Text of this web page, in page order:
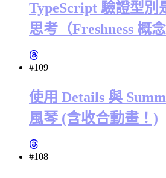
TypeScript 驗證型別
思考（Freshness 概念
#109
使用 Details 與
風琴 (含收合動畫！)
#108